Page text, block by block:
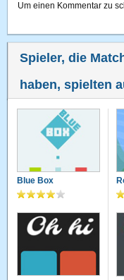
Um einen Kommentar zu
Spieler, die
haben, spielten
Blue Box